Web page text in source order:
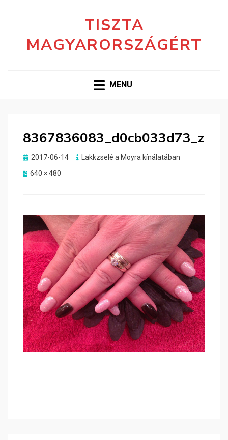
TISZTA
MAGYARORSZÁGÉRT
MENU
8367836083_d0cb033d73_z
Posted
2017-06-14
Lakkzselé a Moyra kínálatában
640 × 480